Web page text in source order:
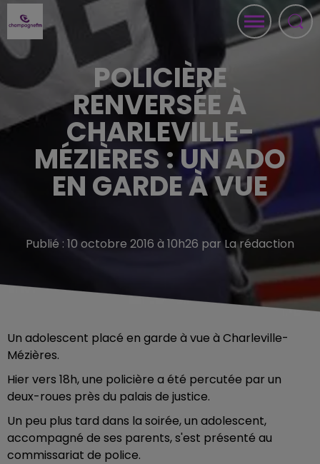
POLICIÈRE
RENVERSÉE À
CHARLEVILLE-
MÉZIÈRES : UN ADO
EN GARDE À VUE
Publié : 10 octobre 2016 à 10h26 par La rédaction
Un adolescent placé en garde à vue à Charleville-
Mézières.
Hier vers 18h, une policière a été percutée par un
deux-roues près du palais de justice.
Un peu plus tard dans la soirée, un adolescent,
accompagné de ses parents, s'est présenté au
commissariat de police.